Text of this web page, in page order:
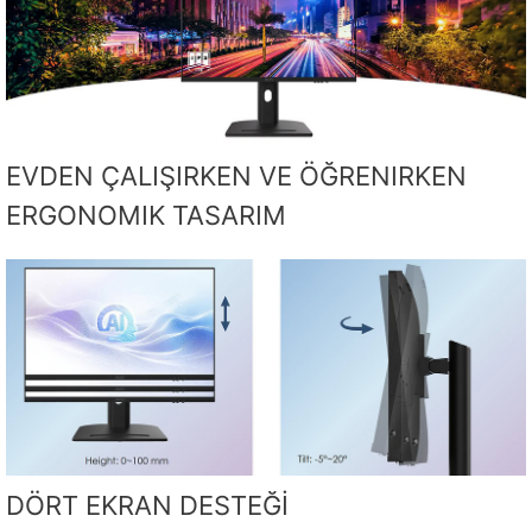
EVDEN ÇALIŞIRKEN VE ÖĞRENIRKEN
ERGONOMIK TASARIM
DÖRT EKRAN DESTEĞİ